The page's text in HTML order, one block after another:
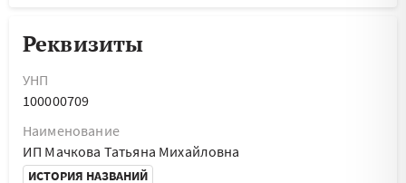
Реквизиты
УНП
100000709
Наименование
ИП Мачкова Татьяна Михайловна
ИСТОРИЯ НАЗВАНИЙ